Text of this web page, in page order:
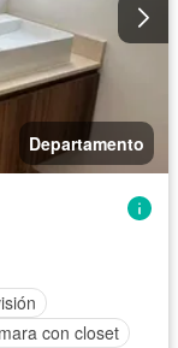
Departamento
con closet